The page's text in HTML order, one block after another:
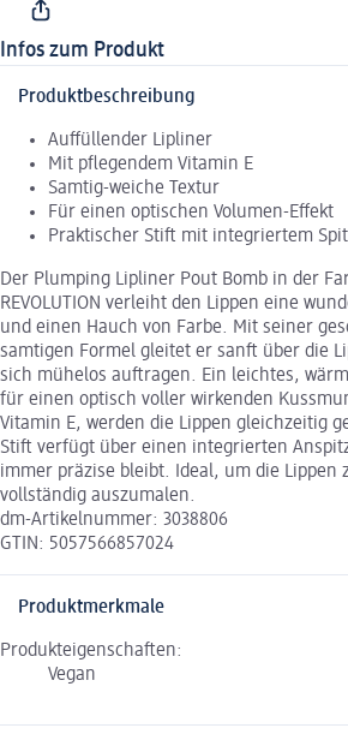
Infos zum Produkt
Produktbeschreibung
Auffüllender Lipliner
Mit pflegendem Vitamin E
Samtig-weiche Textur
Für einen optischen Volumen-Effekt
Praktischer Stift mit integriertem
Der Plumping Lipliner Pout Bomb in der
REVOLUTION verleiht den Lippen eine
und einen Hauch von Farbe. Mit seiner
samtigen Formel gleitet er sanft über die
sich mühelos auftragen. Ein leichtes,
für einen optisch voller wirkenden
Vitamin E, werden die Lippen gleichzeitig
Stift verfügt über einen integrierten
immer präzise bleibt. Ideal, um die Lippen
vollständig auszumalen.
dm-Artikelnummer: 3038806
GTIN: 5057566857024
Produktmerkmale
Produkteigenschaften:
Vegan